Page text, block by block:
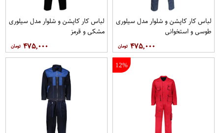
لباس کار کاپشن و شلوار مدل سيلوری
طوسی و استخوانی
۴۷۵,۰۰۰
لباس کار کاپشن و شلوار مدل سیلوری
مشکی و قرمز
۴۷۵,۰۰۰
12%